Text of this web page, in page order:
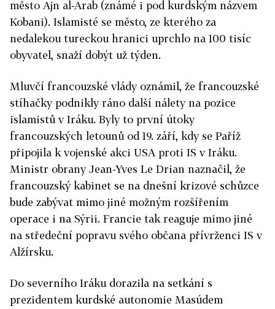
město Ajn al-Arab (známé i pod kurdským názvem
Kobani). Islamisté se město, ze kterého za
nedalekou tureckou hranici uprchlo na 100 tisíc
obyvatel, snaží dobýt už týden.
Mluvčí francouzské vlády oznámil, že francouzské
stíhačky podnikly ráno další nálety na pozice
islamistů v Iráku. Byly to první útoky
francouzských letounů od 19. září, kdy se Paříž
připojila k vojenské akci USA proti IS v Iráku.
Ministr obrany Jean-Yves Le Drian naznačil, že
francouzský kabinet se na dnešní krizové schůzce
bude zabývat mimo jiné možným rozšířením
operace i na Sýrii. Francie tak reaguje mimo jiné
na středeční popravu svého občana přívrženci IS v
Alžírsku.
Do severního Iráku dorazila na setkání s
prezidentem kurdské autonomie Masúdem